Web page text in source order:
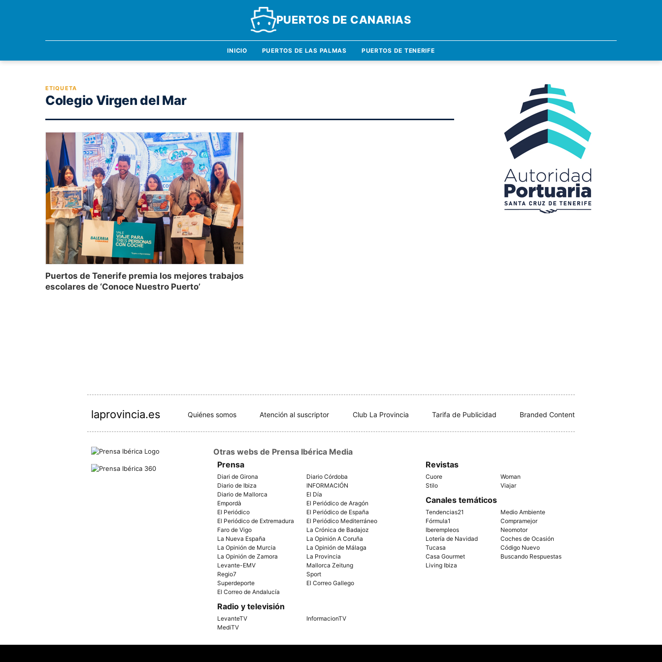
PUERTOS DE CANARIAS
INICIO PUERTOS DE LAS PALMAS PUERTOS DE TENERIFE
ETIQUETA
Colegio Virgen del Mar
Puertos de Tenerife premia los mejores trabajos
escolares de ‘Conoce Nuestro Puerto’
laprovincia.es Quiénes somos Atención al suscriptor Club La Provincia Tarifa de Publicidad Branded Content
Otras webs de Prensa Ibérica Media
Prensa
Diari de Girona
Diario Córdoba
Diario de Ibiza
INFORMACIÓN
Diario de Mallorca
El Día
Empordà
El Periódico de Aragón
El Periódico
El Periódico de España
El Periódico de Extremadura
El Periódico Mediterráneo
Faro de Vigo
La Crónica de Badajoz
La Nueva España
La Opinión A Coruña
La Opinión de Murcia
La Opinión de Málaga
La Opinión de Zamora
La Provincia
Levante-EMV
Mallorca Zeitung
Regio7
Sport
Superdeporte
El Correo Gallego
El Correo de Andalucía
Radio y televisión
LevanteTV
InformacionTV
MediTV
Revistas
Cuore
Woman
Stilo
Viajar
Canales temáticos
Tendencias21
Medio Ambiente
Fórmula1
Compramejor
Iberempleos
Neomotor
Lotería de Navidad
Coches de Ocasión
Tucasa
Código Nuevo
Casa Gourmet
Buscando Respuestas
Living Ibiza